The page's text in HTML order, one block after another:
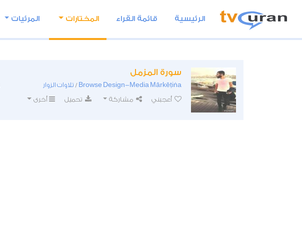
الرئيسية قائمة القراء المختارات المرئيات
سورة المزمل
Browse Design-Media Mārkēṭiṅa
/ تلاوات الزوار
أعجبني
مشاركة تحميل أخرى